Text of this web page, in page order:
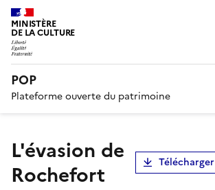
MINISTÈRE
DE LA CULTURE
POP
Plateforme ouverte du patrimoine
L'évasion de
Rochefort
Télécharger